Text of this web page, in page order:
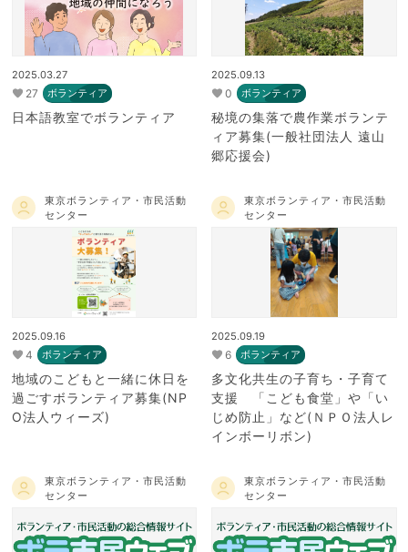
2025.03.27
27 ボランティア
日本語教室でボランティア
2025.09.13
0 ボランティア
秘境の集落で農作業ボランテ
ィア募集(一般社団法人 遠山
郷応援会)
東京ボランティア・市民活動
センター
2025.09.16
4 ボランティア
地域のこどもと一緒に休日を
過ごすボランティア募集(NP
O法人ウィーズ)
東京ボランティア・市民活動
センター
2025.09.19
6 ボランティア
多文化共生の子育ち・子育て
支援 「こども食堂」や「い
じめ防止」など(ＮＰＯ法人レ
インボーリボン)
東京ボランティア・市民活動
センター
東京ボランティア・市民活動
センター